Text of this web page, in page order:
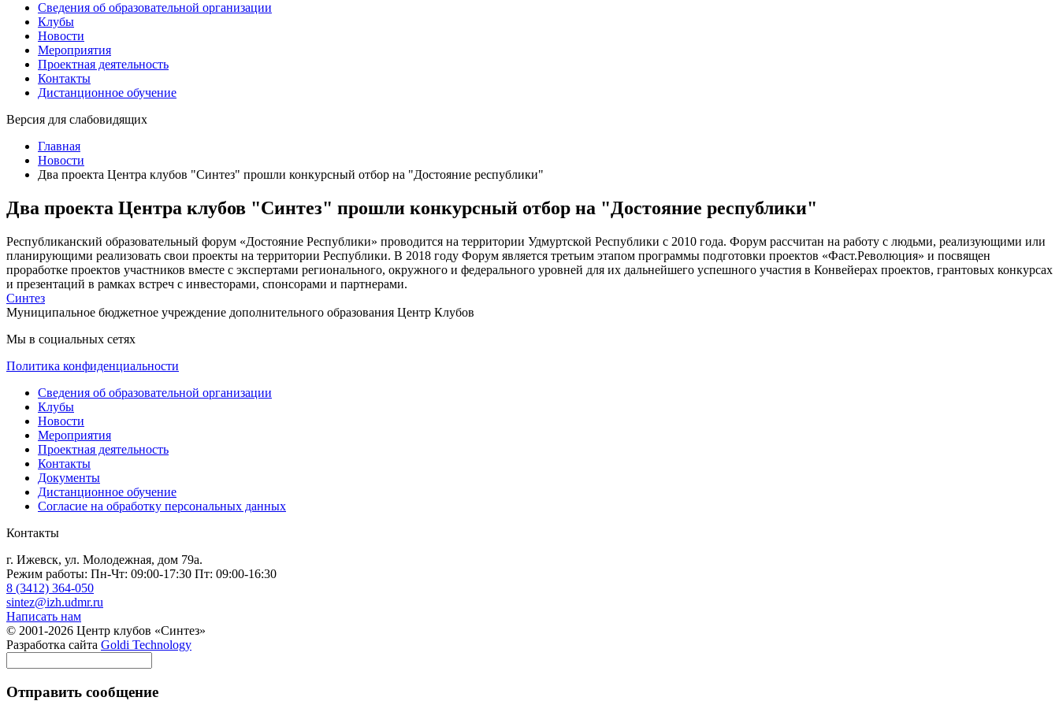
Сведения об образовательной организации
Клубы
Новости
Мероприятия
Проектная деятельность
Контакты
Дистанционное обучение
Версия для слабовидящих
Главная
Новости
Два проекта Центра клубов "Синтез" прошли конкурсный отбор на "Достояние республики"
Два проекта Центра клубов "Синтез" прошли конкурсный отбор на "Достояние республики"
Республиканский образовательный форум «Достояние Республики» проводится на территории Удмуртской Республики с 2010 года. Форум рассчитан на работу с людьми, реализующими или
планирующими реализовать свои проекты на территории Республики. В 2018 году Форум является третьим этапом программы подготовки проектов «Фаст.Революция» и посвящен
проработке проектов участников вместе с экспертами регионального, окружного и федерального уровней для их дальнейшего успешного участия в Конвейерах проектов, грантовых конкурсах
и презентаций в рамках встреч с инвесторами, спонсорами и партнерами.
Синтез
Муниципальное бюджетное учреждение дополнительного образования Центр Клубов
Мы в социальных сетях
Политика конфиденциальности
Сведения об образовательной организации
Клубы
Новости
Мероприятия
Проектная деятельность
Контакты
Документы
Дистанционное обучение
Согласие на обработку персональных данных
Контакты
г. Ижевск, ул. Молодежная, дом 79а.
Режим работы: Пн-Чт: 09:00-17:30 Пт: 09:00-16:30
8 (3412) 364-050
sintez@izh.udmr.ru
Написать нам
© 2001-2026 Центр клубов «Синтез»
Разработка сайта Goldi Technology
Отправить сообщение